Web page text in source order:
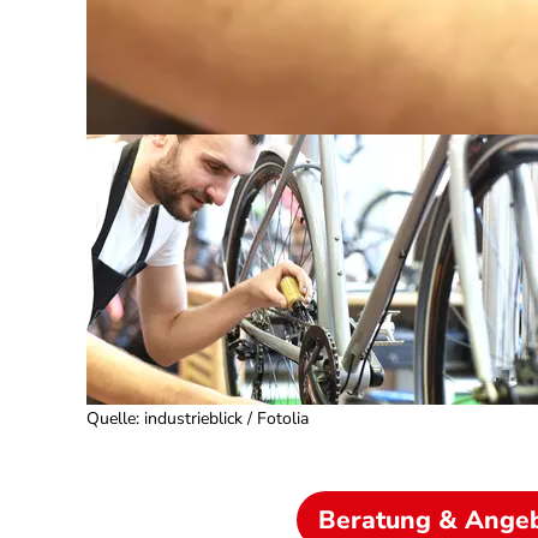
Quelle: industrieblick / Fotolia
Beratung &